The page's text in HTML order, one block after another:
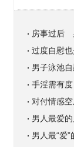
房事过后
过度自慰
男子泳池
手淫需有度
对付情感
男人最爱
男人最“爱